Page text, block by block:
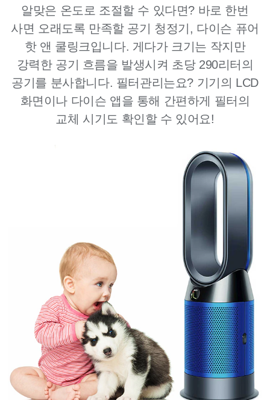
알맞은 온도로 조절할 수 있다면? 바로 한번
사면 오래도록 만족할 공기 청정기, 다이슨 퓨어
핫 앤 쿨링크입니다. 게다가 크기는 작지만
강력한 공기 흐름을 발생시켜 초당 290리터의
공기를 분사합니다. 필터관리는요? 기기의 LCD
화면이나 다이슨 앱을 통해 간편하게 필터의
교체 시기도 확인할 수 있어요!